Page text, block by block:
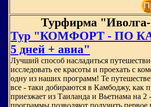
Турфирма
Тур "КОМФОРТ - ПО
5 дней + авиа"
Лучший способ насладиться
исследовать ее красоты и проехать с
одну из наших программ! Те
все - таки добираются в Камбоджу, как
приезжает из Таиланда и Вьетнама на 2
программы позволяют получить первое